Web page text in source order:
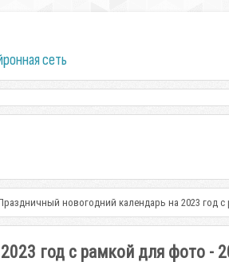
сеть
новогодний календарь на 2023 год с
год с рамкой для фото -